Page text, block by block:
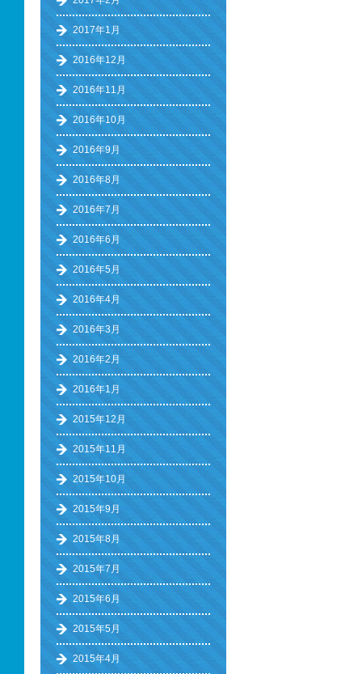
2017年1月
2016年12月
2016年11月
2016年10月
2016年9月
2016年8月
2016年7月
2016年6月
2016年5月
2016年4月
2016年3月
2016年2月
2016年1月
2015年12月
2015年11月
2015年10月
2015年9月
2015年8月
2015年7月
2015年6月
2015年5月
2015年4月